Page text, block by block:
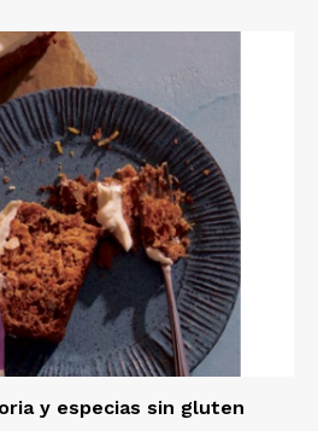
y especias sin gluten